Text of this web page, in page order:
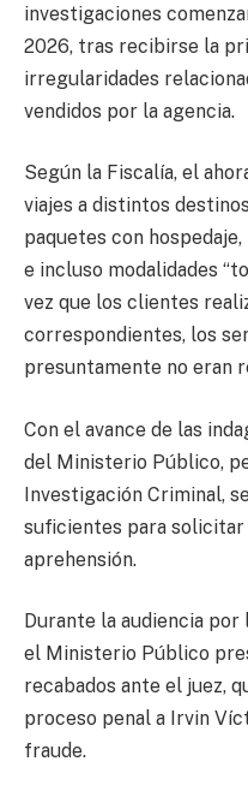
investigaciones
2026, tras recibirse la
irregularidades
vendidos por la agencia.
Según la Fiscalía, el
viajes a distintos
paquetes con
e incluso modalidades
vez que los clientes
correspondientes, los
presuntamente no eran
Con el avance de las
del Ministerio Público,
Investigación Criminal,
suficientes para solicitar
aprehensión.
Durante la audiencia
el Ministerio Público
recabados ante el juez,
proceso penal a Irvin
fraude.